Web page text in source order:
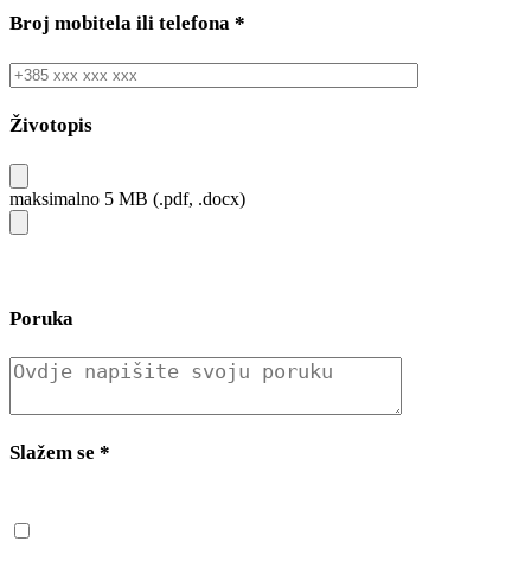
Broj mobitela ili telefona *
Životopis
maksimalno 5 MB (.pdf, .docx)
Poruka
Slažem se *